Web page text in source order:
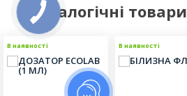
Аналогічні товари
В наявності В наявності